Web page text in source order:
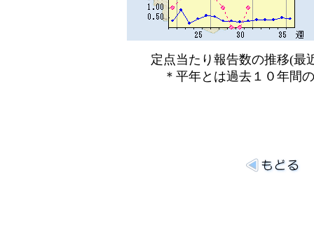
定点当たり報告数の推移(最
＊平年とは過去１０年間の